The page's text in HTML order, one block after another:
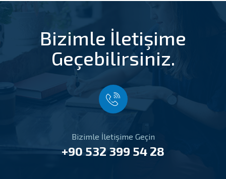
Bizimle İletişime
Geçebilirsiniz.
Bizimle İletişime Geçin
+90 532 399 54 28